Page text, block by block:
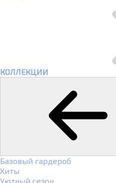
КОЛЛЕКЦИИ
Базовый гардероб
Хиты
Уютный сезон